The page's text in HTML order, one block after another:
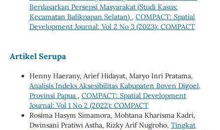
Berdasarkan Persepsi Masyarakat (Studi Kasus:
Kecamatan Balikpapan Selatan) , COMPACT: Spatial
Development Journal: Vol 2 No 3 (2023): COMPACT
Artikel Serupa
Henny Haerany, Arief Hidayat, Maryo Inri Pratama,
Analisis Indeks Aksesibilitas Kabupaten Boven Digoel,
Provinsi Papua , COMPACT: Spatial Development
Journal: Vol 1 No 2 (2022): COMPACT
Rosima Hasym Simamora, Mohtana Kharisma Kadri,
Dwinsani Pratiwi Astha, Rizky Arif Nugroho, Tingkat